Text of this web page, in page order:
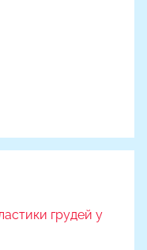
грудей у